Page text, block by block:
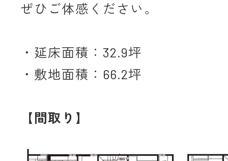
ぜひご体感ください。
・延床面積：32.9坪
・敷地面積：66.2坪
【間取り】